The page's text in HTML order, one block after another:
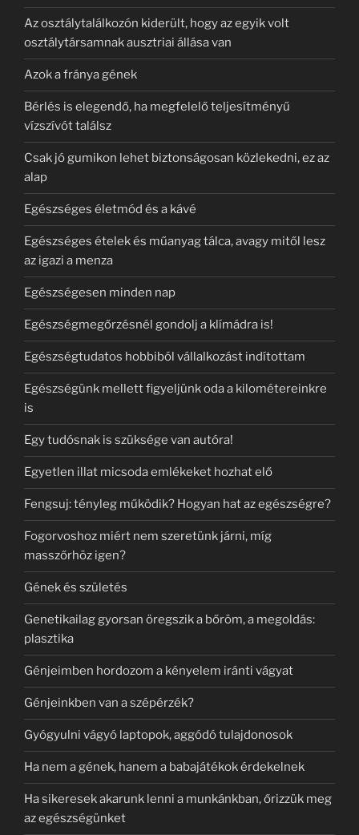
Az osztálytalálkozón kiderült, hogy az egyik volt
osztálytársamnak ausztriai állása van
Azok a fránya gének
Bérlés is elegendő, ha megfelelő teljesítményű
vízszívót találsz
Csak jó gumikon lehet biztonságosan közlekedni, ez az
alap
Egészséges életmód és a kávé
Egészséges ételek és műanyag tálca, avagy mitől lesz
az igazi a menza
Egészségesen minden nap
Egészségmegőrzésnél gondolj a klímádra is!
Egészségtudatos hobbiból vállalkozást indítottam
Egészségünk mellett figyeljünk oda a kilométereinkre
is
Egy tudósnak is szüksége van autóra!
Egyetlen illat micsoda emlékeket hozhat elő
Fengsuj: tényleg működik? Hogyan hat az egészségre?
Fogorvoshoz miért nem szeretünk járni, míg
masszőrhöz igen?
Gének és születés
Genetikailag gyorsan öregszik a bőröm, a megoldás:
plasztika
Génjeimben hordozom a kényelem iránti vágyat
Génjeinkben van a szépérzék?
Gyógyulni vágyó laptopok, aggódó tulajdonosok
Ha nem a gének, hanem a babajátékok érdekelnek
Ha sikeresek akarunk lenni a munkánkban, őrizzük meg
az egészségünket